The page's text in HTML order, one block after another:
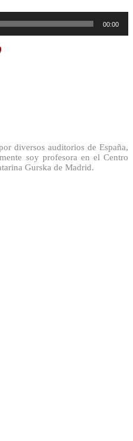
00:00
diversos auditorios de España,
soy profesora en el Centro
Gurska de Madrid.